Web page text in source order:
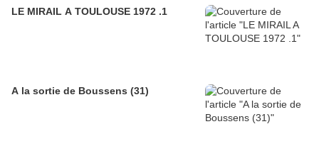
LE MIRAIL A TOULOUSE 1972 .1
A la sortie de Boussens (31)